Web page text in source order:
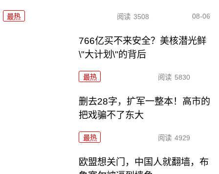
最热 阅读 3508 08-06
766亿买不来安全？美核潜光鲜
\"大计划\"的背后
最热 阅读 5830
删去28字，扩军一整本！高市的
把戏骗不了东大
最热 阅读 4929
欧盟想关门，中国人就翻墙，布